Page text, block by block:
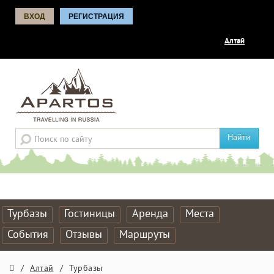
ВХОД РЕГИСТРАЦИЯ
Алтай
Найти
Турбазы Гостиницы Аренда
Места
События
Отзывы Маршруты
/ Алтай / Турбазы